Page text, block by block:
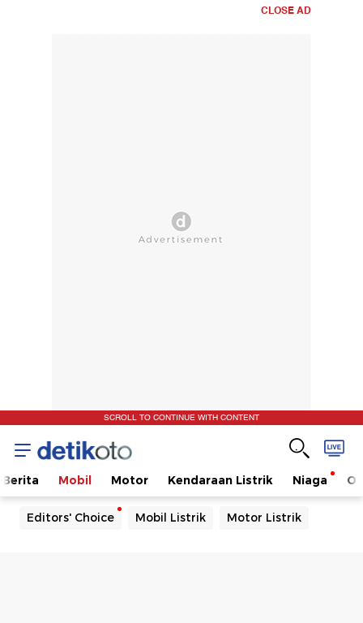
CLOSE AD
SCROLL TO CONTINUE WITH CONTENT
Berita Mobil Motor Kendaraan Listrik Niaga
Editors' Choice Mobil Listrik Motor Listrik